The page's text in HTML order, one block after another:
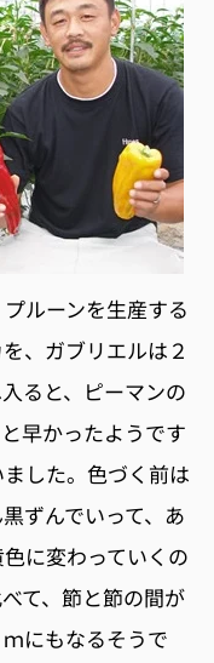
ルーンを生産する
、ガブリエルは２
ると、ピーマンの
早かったようです
した。色づく前は
ずんでいって、あ
に変わっていくの
て、節と節の間が
にもなるそうで